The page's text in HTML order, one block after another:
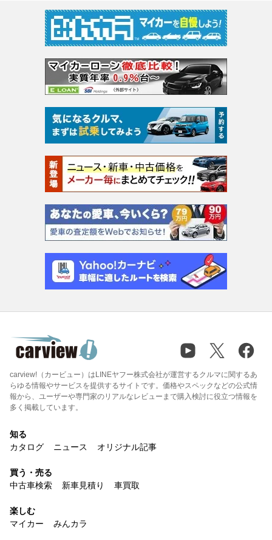
carview!（カービュー）はLINEヤフー株式会社が運営するクルマに関するあ
らゆる情報やサービスを提供するサイトです。価格やスペックなどの公式情
報から、ユーザーや専門家のリアルなレビューまで購入検討に役立つ情報を
多く掲載しています。
知る
カタログ
ニュース オリジナル記事
買う・売る
中古車検索
新車見積り 車買取
楽しむ
マイカー
みんカラ